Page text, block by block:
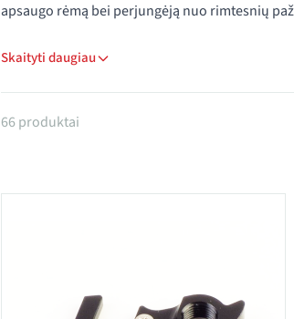
apsaugo rėmą bei perjungėją nuo rimtesnių
Skaityti daugiau
Produktai kategorijoje Rėmo
66 produktai